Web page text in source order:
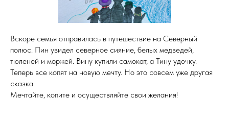
Вскоре семья отправилась в путешествие на Северный
полюс. Пин увидел северное сияние, белых медведей,
тюленей и моржей. Вину купили самокат, а Тину удочку.
Теперь все копят на новую мечту. Но это совсем уже другая
сказка.
Мечтайте, копите и осуществляйте свои желания!